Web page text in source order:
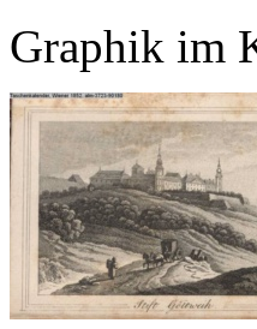
Graphik im